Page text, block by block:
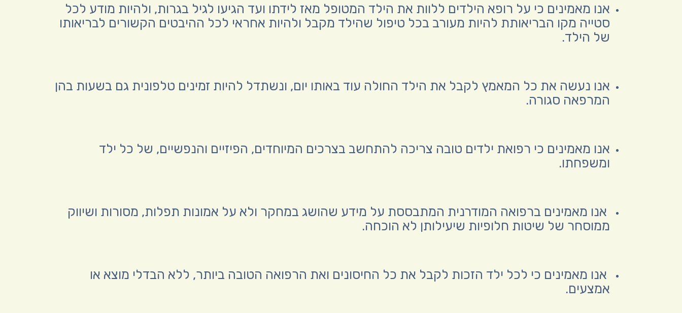
אנו מאמינים כי על רופא הילדים ללוות את הילד המטופל מאז לידתו ועד הגיעו לגיל בגרות, ולהיות מודע לכל
סטייה מקו הבריאותת להיות מעורב בכל טיפול שהילד מקבל ולהיות אחראי לכל ההיבטים הקשורים לבריאותו
של הילד.
אנו נעשה את כל המאמץ לקבל את הילד החולה עוד באותו יום, ונשתדל להיות זמינים טלפונית גם בשעות בהן
המרפאה סגורה.
אנו מאמינים כי רפואת ילדים טובה צריכה להתחשב בצרכים המיוחדים, הפיזיים והנפשיים, של כל ילד
ומשפחתו.
אנו מאמינים ברפואה המודרנית המתבססת על מידע שהושג במחקר ולא על אמונות תפלות, מסורות ושיווק
ממוסחר של שיטות חלופיות שיעילותן לא הוכחה.
אנו מאמינים כי לכל ילד הזכות לקבל את כל החיסונים ואת הרפואה הטובה ביותר, ללא הבדלי מוצא או
אמצעים.